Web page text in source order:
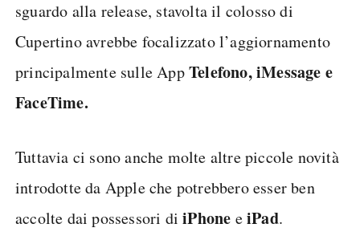
sguardo alla release, stavolta il colosso di
Cupertino avrebbe focalizzato l’aggiornamento
principalmente sulle AppTelefono, iMessage e
FaceTime.
Tuttavia ci sono anche molte altre piccole novità
introdotte da Apple che potrebbero esser ben
accolte dai possessori diiPhone eiPad.